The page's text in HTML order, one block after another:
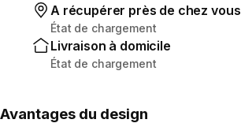
A récupérer près de chez vous
État de chargement
Livraison à domicile
État de chargement
Avantages du design